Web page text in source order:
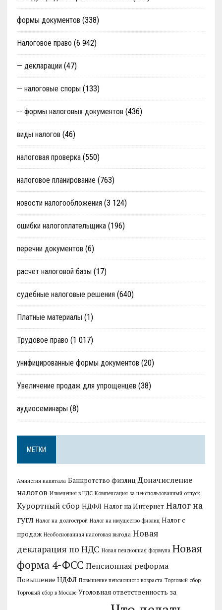
формы документов (338)
Налоговое право (6 942)
— декларации (47)
— налоговые споры (133)
— формы налоговых документов (436)
виды налогов (46)
налоговая проверка(550)
налоговое планирование (763)
новости налогообложения (3 124)
ошибки налогоплательщика(196)
перечни документов (6)
расчет налоговой базы (17)
судебные налоговые решения (640)
Платные материалы (1)
Трудовое право (1 017)
унифицированные формы документов (20)
Увеличение продаж для упрощенцев (38)
аудиосеминары (8)
МЕТКИ
Амнистия капитала Банкротство физлиц Доначисление
налогов Изменения в НДС Компенсация за неиспользованный отпуск
Курортный сбор НДФЛ Налог на Интернет Налог на
гугл Налог на долгострой Налог на имущество физлиц Налог с
продаж Необоснованная налоговая выгода Новая
декларация по НДС Новая пенсионная формула Новая
форма 4-ФСС Пенсионная реформа
Повышение НДФЛ Повышение пенсионного возраста Торговый сбор
Торговый сбор в Москве Уголовная ответственность за